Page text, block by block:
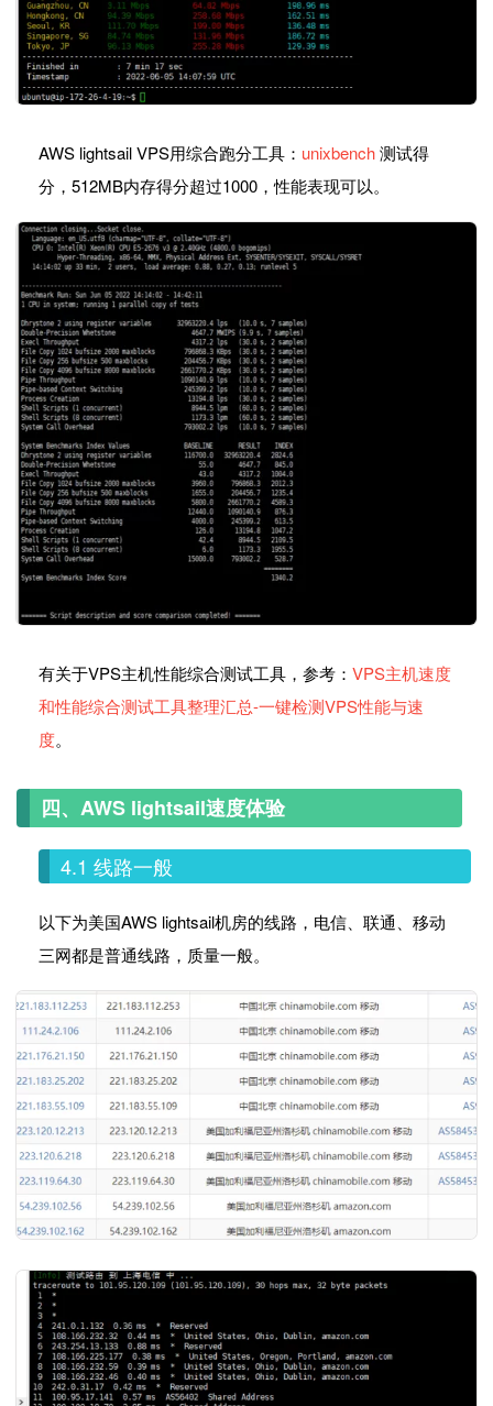
AWS lightsail VPS用综合跑分工具： unixbench测试得
分，512MB内存得分超过1000，性能表现可以。
有关于VPS主机性能综合测试工具，参考： VPS主机速度
和性能综合测试工具整理汇总-一键检测VPS性能与速
度。
四、AWS lightsail速度体验
4.1 线路一般
以下为美国AWS lightsail机房的线路，电信、联通、移动
三网都是普通线路，质量一般。